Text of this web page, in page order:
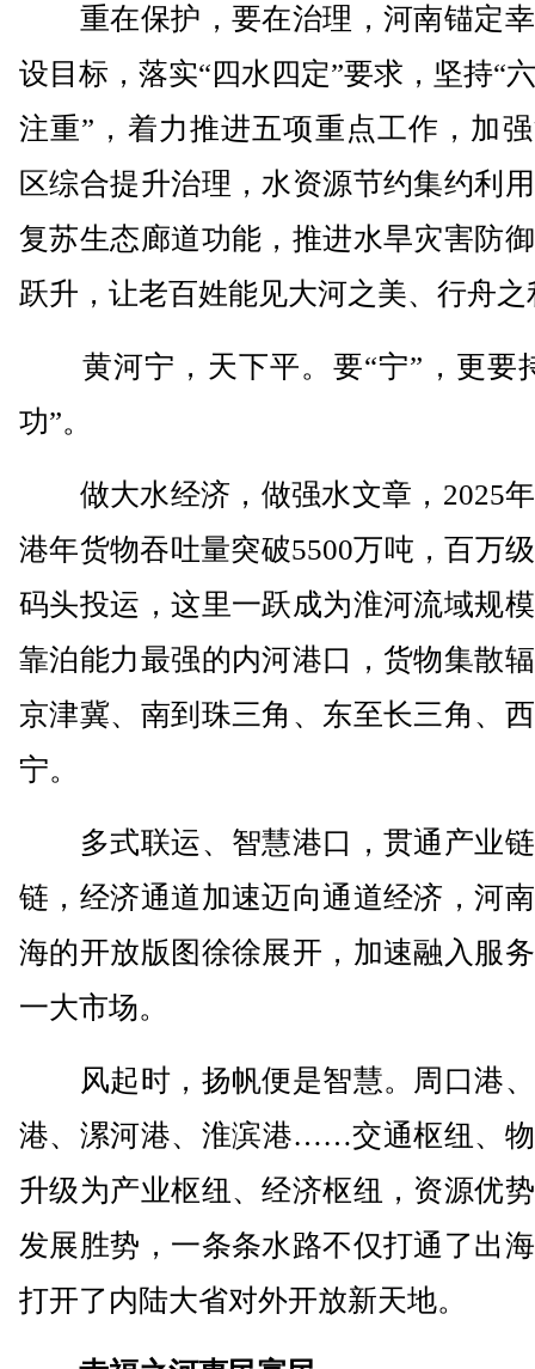
重在保护，要在治理，河南锚定
设目标，落实“四水四定”要求，坚持“
注重”，着力推进五项重点工作，加
区综合提升治理，水资源节约集约利
复苏生态廊道功能，推进水旱灾害防
跃升，让老百姓能见大河之美、行舟之
黄河宁，天下平。要“宁”，更要
功”。
做大水经济，做强水文章，2025
港年货物吞吐量突破5500万吨，百万
码头投运，这里一跃成为淮河流域规
靠泊能力最强的内河港口，货物集散
京津冀、南到珠三角、东至长三角、
宁。
多式联运、智慧港口，贯通产业
链，经济通道加速迈向通道经济，河
海的开放版图徐徐展开，加速融入服
一大市场。
风起时，扬帆便是智慧。周口港
港、漯河港、淮滨港……交通枢纽、
升级为产业枢纽、经济枢纽，资源优
发展胜势，一条条水路不仅打通了出
打开了内陆大省对外开放新天地。